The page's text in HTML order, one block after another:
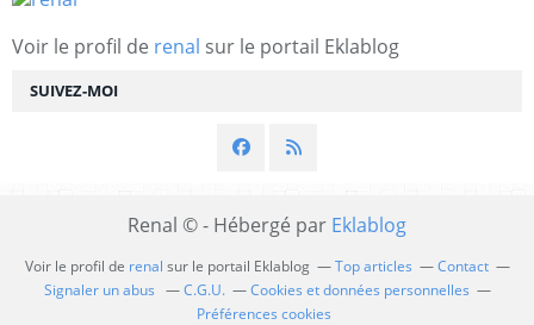
SUIVEZ-MOI
Voir le profil de renal sur le portail Eklablog
Renal © - Hébergé par Eklablog
Voir le profil de renal sur le portail Eklablog Top articles
Contact
Signaler un abus
C.G.U.
Cookies et données personnelles
Préférences cookies